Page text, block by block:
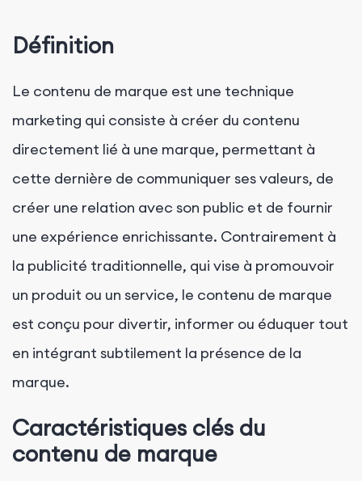
Définition
Le contenu de marque est une technique
marketing qui consiste à créer du contenu
directement lié à une marque, permettant à
cette dernière de communiquer ses valeurs, de
créer une relation avec son public et de fournir
une expérience enrichissante. Contrairement à
la publicité traditionnelle, qui vise à promouvoir
un produit ou un service, le contenu de marque
est conçu pour divertir, informer ou éduquer tout
en intégrant subtilement la présence de la
marque.
Caractéristiques clés du
contenu de marque